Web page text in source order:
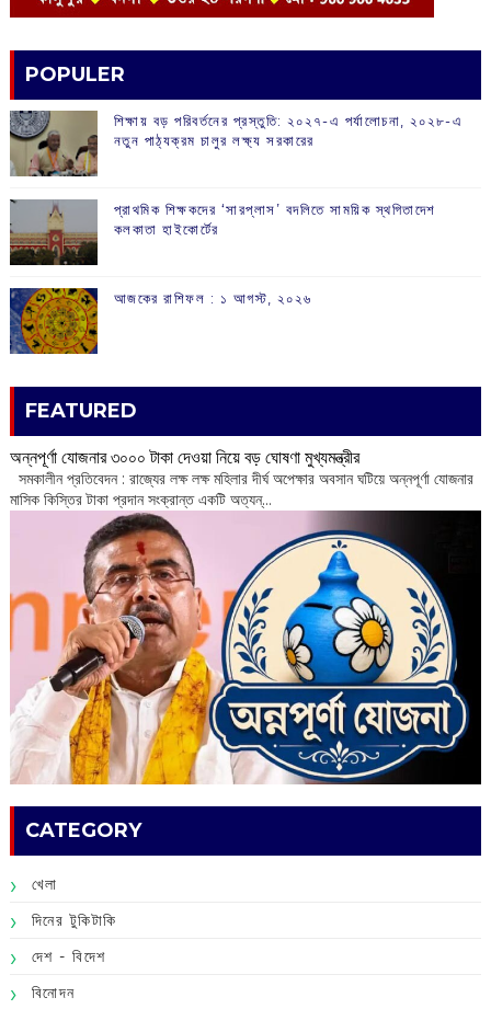
POPULER
শিক্ষায় বড় পরিবর্তনের প্রস্তুতি: ২০২৭-এ পর্যালোচনা, ২০২৮-এ
নতুন পাঠ্যক্রম চালুর লক্ষ্য সরকারের
প্রাথমিক শিক্ষকদের ‘সারপ্লাস’ বদলিতে সাময়িক স্থগিতাদেশ
কলকাতা হাইকোর্টের
আজকের রাশিফল :‌ ‌‌১ আগস্ট, ২০২৬
FEATURED
অন্নপূর্ণা যোজনার ৩০০০ টাকা দেওয়া নিয়ে বড় ঘোষণা মুখ্যমন্ত্রীর
সমকালীন প্রতিবেদন : রাজ্যের লক্ষ লক্ষ মহিলার দীর্ঘ অপেক্ষার অবসান ঘটিয়ে অন্নপূর্ণা যোজনার
মাসিক কিস্তির টাকা প্রদান সংক্রান্ত একটি অত্যন্...
CATEGORY
খেলা
দিনের টুকিটাকি
দেশ - বিদেশ
বিনোদন